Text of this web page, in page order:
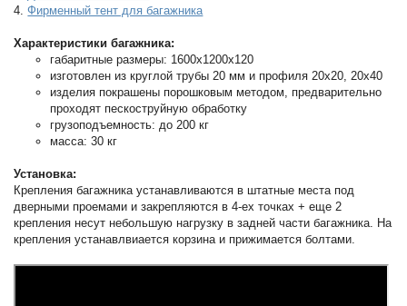
4.Фирменный тент для багажника
Характеристики багажника:
габаритные размеры: 1600х1200х120
изготовлен из круглой трубы 20 мм и профиля 20х20, 20х40
изделия покрашены порошковым методом, предварительно
проходят пескоструйную обработку
грузоподъемность: до 200 кг
масса: 30 кг
Установка:
Крепления багажника устанавливаются в штатные места под
дверными проемами и закрепляются в 4-ех точках + еще 2
крепления несут небольшую нагрузку в задней части багажника. На
крепления устанавлвиается корзина и прижимается болтами.